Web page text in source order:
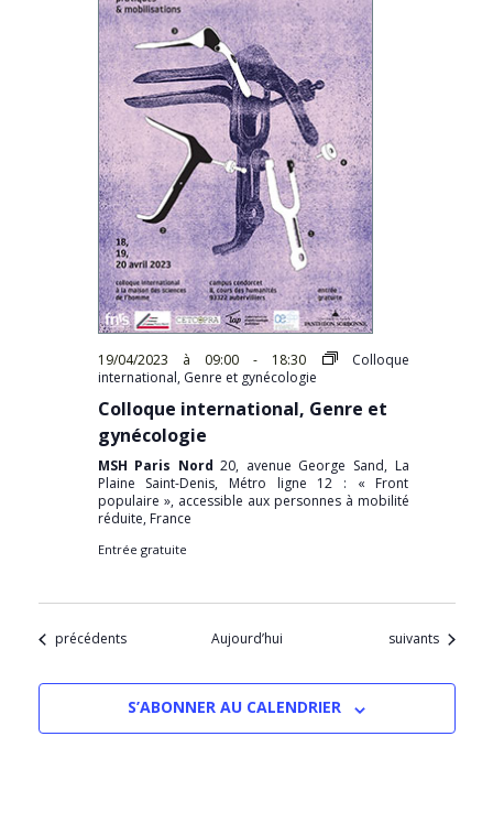
19/04/2023 à 09:00- 18:30
Colloque
international, Genre et gynécologie
Colloque international, Genre et
gynécologie
MSH Paris Nord20, avenue George Sand, La
Plaine Saint-Denis, Métro ligne 12 : « Front
populaire », accessible aux personnes à mobilité
réduite, France
Entrée gratuite
Évènements
précédents Aujourd’hui Évènements
suivants
S’ABONNER AU CALENDRIER